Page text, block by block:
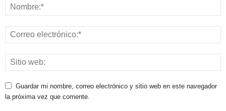
Guardar mi nombre, correo electrónico y sitio web en este navegador
la próxima vez que comente.